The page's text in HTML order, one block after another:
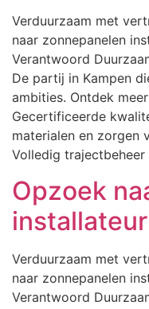
Verduurzaam met
naar zonnepanelen
Verantwoord
De partij in Kampen
ambities. Ontdek
Gecertificeerde
materialen en zorgen
Volledig
Opzoek
Verduurzaam met
naar zonnepanelen
Verantwoord